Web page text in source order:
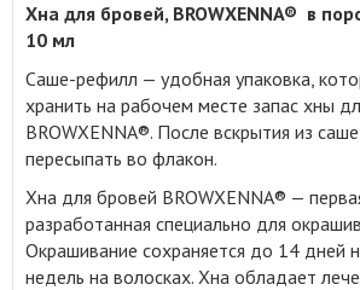
Хна для бровей, BROWXENNA® в
10 мл
Саше-рефилл — удобная упаковка,
хранить на рабочем месте запас хны
BROWXENNA®. После вскрытия из
пересыпать во флакон.
Хна для бровей BROWXENNA® —
разработанная специально для
Окрашивание сохраняется до 14 дней
недель на волосках. Хна обладает